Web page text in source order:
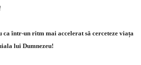
într-un ritm mai accelerat să cerceteze viața
lui Dumnezeu!